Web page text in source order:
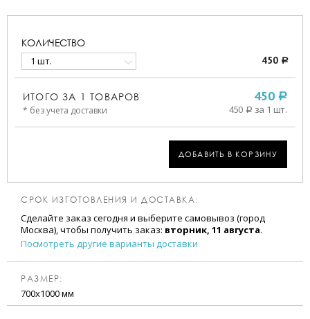
КОЛИЧЕСТВО
1 шт. 450 a
ИТОГО ЗА 1 ТОВАРОВ
* без учета доставки
450 a
450 a за 1 шт.
ДОБАВИТЬ В КОРЗИНУ
СРОК ИЗГОТОВЛЕНИЯ И ДОСТАВКА:
Сделайте заказ сегодня и выберите самовывоз (город
Москва), чтобы получить заказ: вторник, 11 августа.
Посмотреть другие варианты доставки
РАЗМЕР:
700х1000 мм